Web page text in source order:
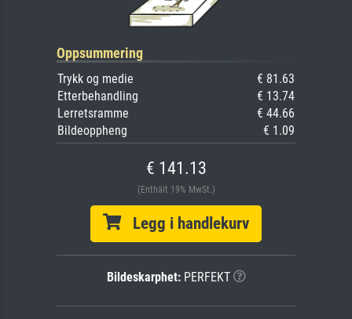
Oppsummering
Trykk og medie
€ 81.63
Etterbehandling
€ 13.74
Lerretsramme
€ 44.66
Bildeoppheng
€ 1.09
€ 141.13
(Enthält 19% MwSt.)
Legg i handlekurv
Bildeskarphet:PERFEKT